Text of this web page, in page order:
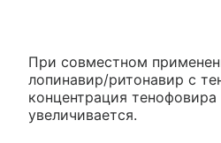
При совместном
лопинавир/ритонавир с
концентрация
увеличивается.